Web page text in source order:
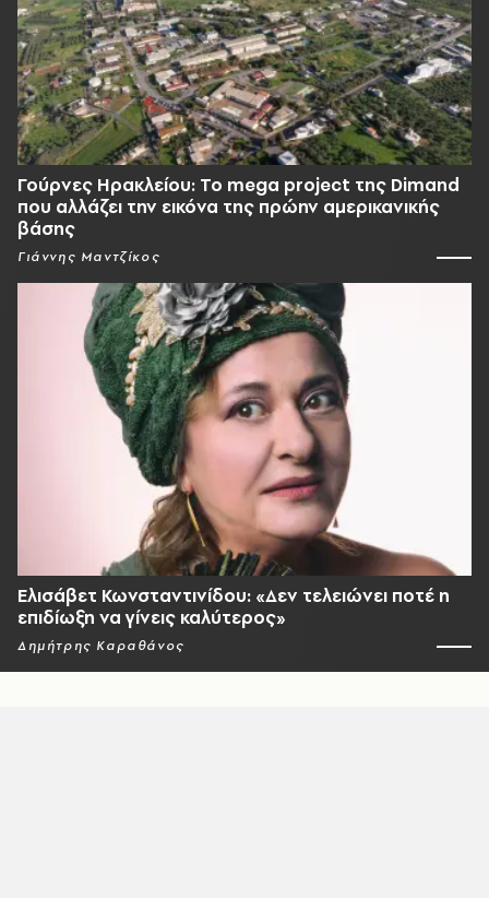
Γούρνες Ηρακλείου: To mega project της Dimand
που αλλάζει την εικόνα της πρώην αμερικανικής
βάσης
Γιάννης Μαντζίκος
Ελισάβετ Κωνσταντινίδου: «Δεν τελειώνει ποτέ η
επιδίωξη να γίνεις καλύτερος»
Δημήτρης Καραθάνος